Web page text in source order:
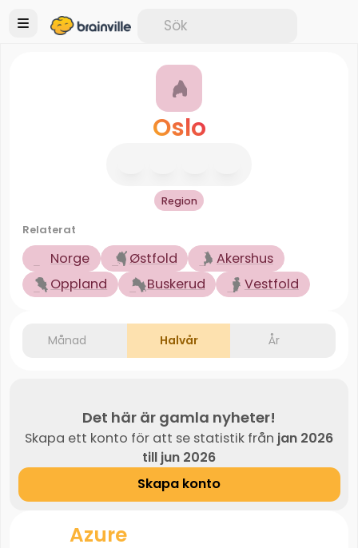
Oslo
Region
Relaterat
Norge Østfold
Akershus
Oppland
Buskerud Vestfold
Månad Halvår År
Det här är gamla nyheter!
Skapa ett konto för att se statistik från jan 2026
till jun 2026
Skapa konto
Azure